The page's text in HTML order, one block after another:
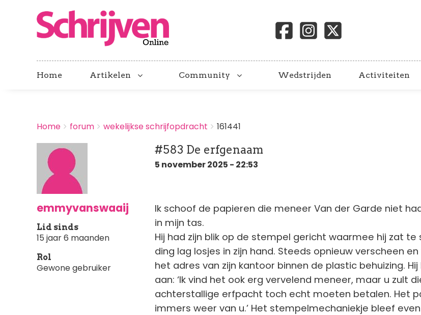
Home Artikelen Community Wedstrijden Activiteiten
BREADCRUMBS
You
here:
Home forum wekelijkse schrijfopdracht 161441
emmyvanswaaij
Lid sinds
15 jaar 6 maanden
Rol
Gewone gebruiker
#583 De erfgenaam
5 november 2025 - 22:53
Ik schoof de papieren die meneer Van der Garde niet
in mijn tas.
Hij had zijn blik op de stempel gericht waarmee hij zat te
ding lag losjes in zijn hand. Steeds opnieuw verscheen
het adres van zijn kantoor binnen de plastic behuizing.
aan: ‘Ik vind het ook erg vervelend meneer, maar u zult
achterstallige erfpacht toch echt moeten betalen. Het
immers weer van u.’ Het stempelmechaniekje bleef